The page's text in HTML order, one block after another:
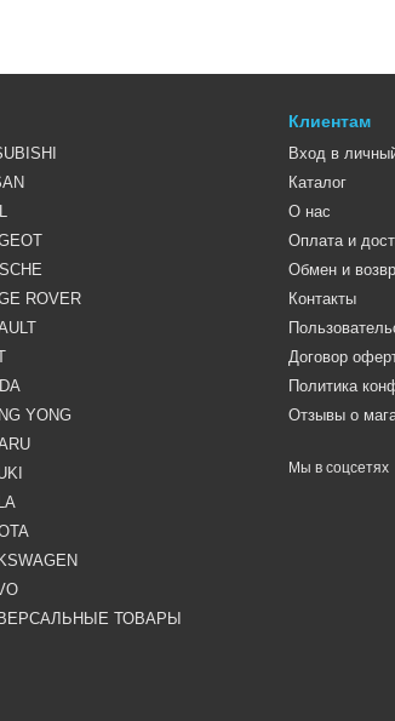
ROVER
YONG
ТОВАРЫ
Клиентам
Вход в
Каталог
О нас
Оплата и
Обмен и
Контакты
Договор
Политика
Отзывы о
Мы в соцсетях